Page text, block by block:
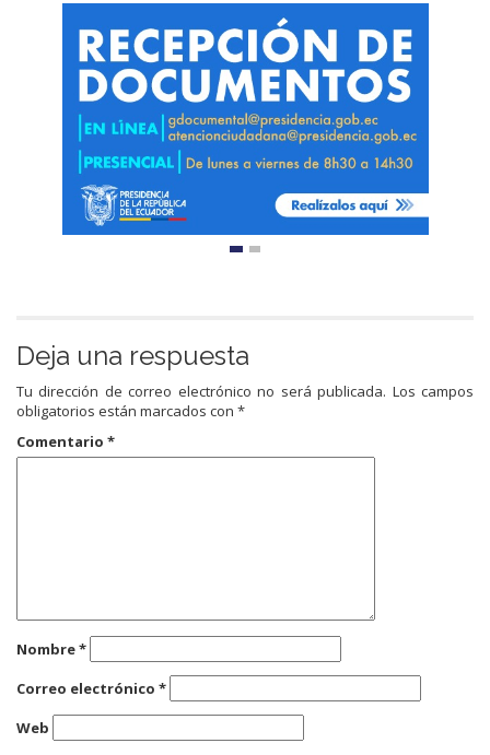
Deja una respuesta
Tu dirección de correo electrónico no será publicada. Los campos
obligatorios están marcados con *
Comentario *
Nombre*
Correo electrónico *
Web